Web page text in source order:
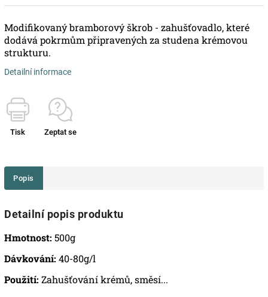
Modifikovaný bramborový škrob - zahušťovadlo, které
dodává pokrmům připravených za studena krémovou
strukturu.
Detailní informace
Tisk Zeptat se
Popis
Detailní popis produktu
Hmotnost: 500g
Dávkování: 40-80g/l
Použití: Zahušťování krémů, směsí...